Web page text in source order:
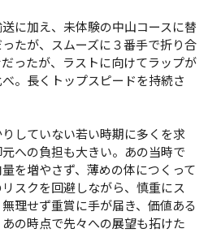
に加え、未体験の中山コースに替
たが、スムーズに３番手で折り合
ったが、ラストに向けてラップが
べ。長くトップスピードを持続さ
りしていない若い時期に多くを求
への負担も大きい。あの当時で
を増やさず、薄めの体につくって
スクを回避しながら、慎重にス
理せず重賞に手が届き、価値ある
の時点で先々への展望も拓けた